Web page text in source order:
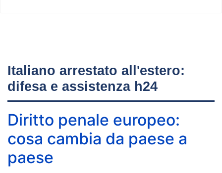
Italiano arrestato all'estero:
difesa e assistenza h24
Diritto penale europeo:
cosa cambia da paese a
paese